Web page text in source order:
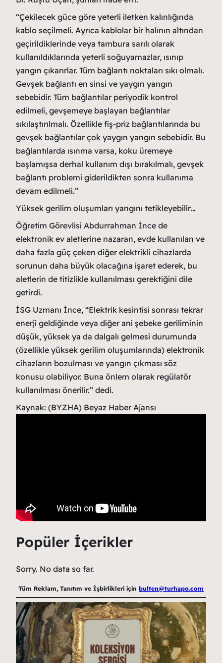
“Çekilecek güce göre yeterli iletken kalınlığında
kablo seçilmeli. Ayrıca kablolar bir halının altından
geçirildiklerinde veya tambura sarılı olarak
kullanıldıklarında yeterli soğuyamazlar, ısınıp
yangın çıkarırlar. Tüm bağlantı noktaları sıkı olmalı.
Gevşek bağlantı en sinsi ve yaygın yangın
sebebidir. Tüm bağlantılar periyodik kontrol
edilmeli, gevşemeye başlayan bağlantılar
sıkılaştırılmalı. Özellikle fiş-priz bağlantılarında bu
gevşek bağlantılar çok yaygın yangın sebebidir. Bu
bağlantılarda ısınma varsa, koku üremeye
başlamışsa derhal kullanım dışı bırakılmalı, gevşek
bağlantı problemi giderildikten sonra kullanıma
devam edilmeli.”
Yüksek gerilim oluşumları yangını tetikleyebilir…
Öğretim Görevlisi Abdurrahman İnce de
elektronik ev aletlerine nazaran, evde kullanılan ve
daha fazla güç çeken diğer elektrikli cihazlarda
sorunun daha büyük olacağına işaret ederek, bu
aletlerin de titizlikle kullanılması gerektiğini dile
getirdi.
İSG Uzmanı İnce, “Elektrik kesintisi sonrası tekrar
enerji geldiğinde veya diğer ani şebeke geriliminin
düşük, yüksek ya da dalgalı gelmesi durumunda
(özellikle yüksek gerilim oluşumlarında) elektronik
cihazların bozulması ve yangın çıkması söz
konusu olabiliyor. Buna önlem olarak regülatör
kullanılması önerilir.” dedi.
Kaynak: (BYZHA) Beyaz Haber Ajansı
Popüler İçerikler
Sorry. No data so far.
Tüm Reklam, Tanıtım ve İşbirlikleri için bulten@turhapo.com